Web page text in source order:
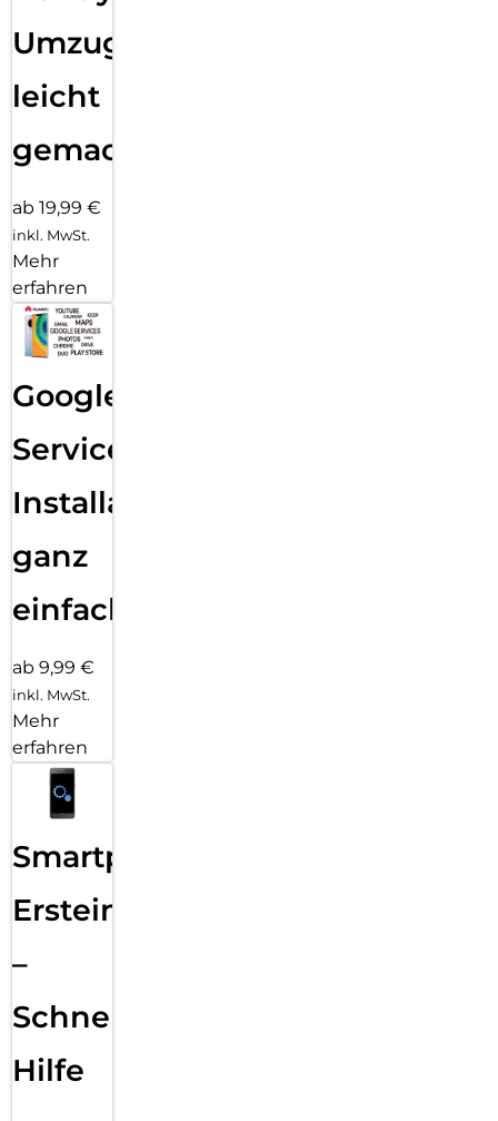
Umzug
leicht
gemacht!
ab 19,99 €
inkl. MwSt.
Mehr
erfahren
Google
Services
Installation
ganz
einfach
ab 9,99 €
inkl. MwSt.
Mehr
erfahren
Smartphone
Ersteinrichtung
–
Schnelle
Hilfe